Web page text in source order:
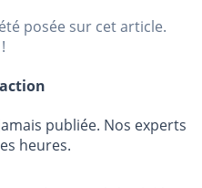
posée sur cet article.
publiée. Nos experts
heures.